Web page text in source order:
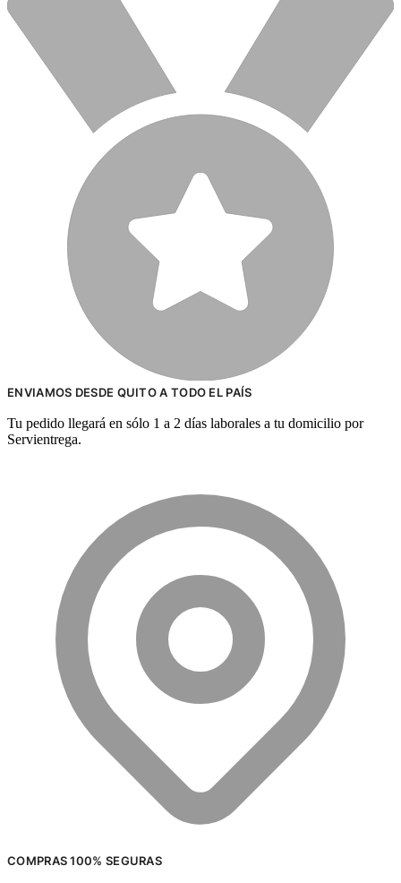
ENVIAMOS DESDE QUITO A TODO EL PAÍS
Tu pedido llegará en sólo 1 a 2 días laborales a tu domicilio por
Servientrega.
COMPRAS 100% SEGURAS